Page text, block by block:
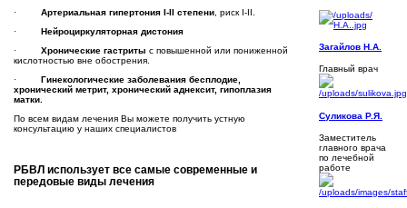
· Артериальная гипертония I-II степени , риск I-II.
· Нейроциркуляторная дистония
· Хронические гастриты с повышенной или пониженной
кислотностью вне обострения.
· Гинекологические заболевания бесплодие,
хронический метрит, хронический аднексит, гипоплазия
матки.
По всем видам лечения Вы можете получить устную
консультацию у наших специалистов
РБВЛ использует все самые современные и
передовые виды лечения
Загайлов Н.А.
Главный врач
Суликова Р.Я.
Заместитель
главного врача
по лечебной
работе